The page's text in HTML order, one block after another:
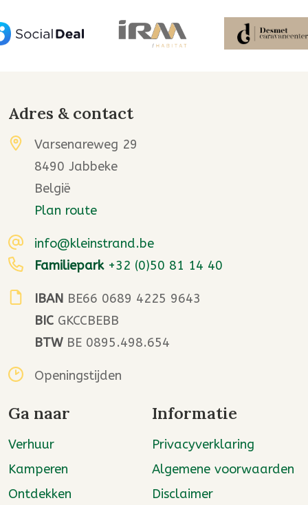
Adres & contact
Varsenareweg 29
8490 Jabbeke
België
Plan route
info@kleinstrand.be
Familiepark+32 (0)50 81 14 40
IBAN BE66 0689 4225 9643
BIC GKCCBEBB
BTWBE 0895.498.654
Openingstijden
Ga naar
Verhuur
Kamperen
Ontdekken
Informatie
Privacyverklaring
Algemene voorwaarden
Disclaimer